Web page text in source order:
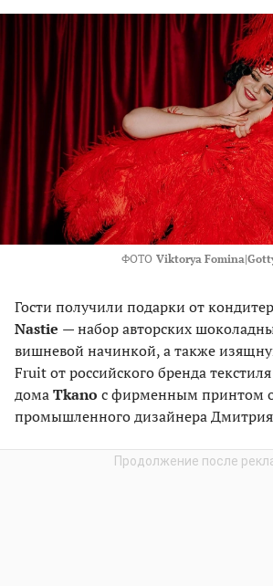
ФОТО Viktorya
Гости получили подарки от
Nastie — набор авторских
вишневой начинкой, а также
Fruit от российского бренда
домаTkano с фирменным принтом
промышленного дизайнера